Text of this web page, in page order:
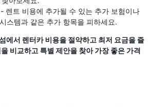
- 렌트 비용에 추가될 수 있는 추가 보험이나
스템과 같은 추가 항목을 피하세요.
에서 렌터카 비용을 절약하고 최저 요금을 즐
비교하고 특별 제안을 찾아 가장 좋은 가격